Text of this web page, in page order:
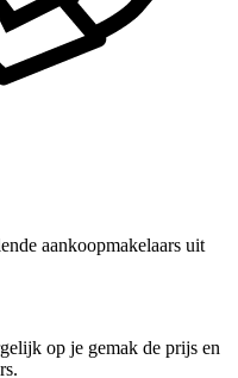
aankoopmakelaars uit
op je gemak de prijs en